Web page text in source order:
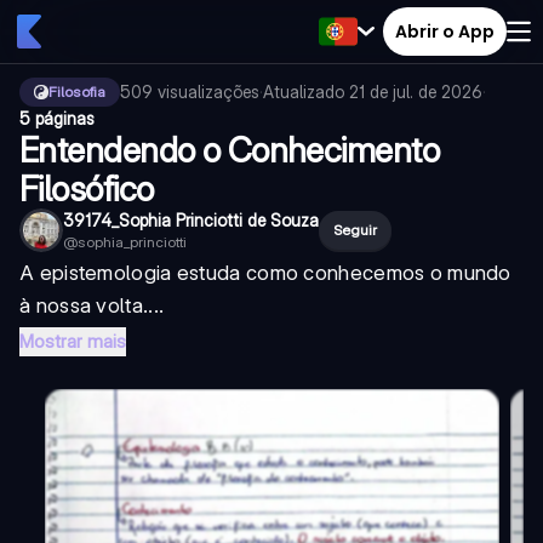
Abrir o App
Filosofia 509 visualizações·Atualizado 21 de jul. de 2026·
5 páginas
Entendendo o Conhecimento
Filosófico
39174_Sophia Princiotti de Souza
@sophia_princiotti
Seguir
A epistemologia estuda como conhecemos o mundo
à nossa volta....
Mostrar mais